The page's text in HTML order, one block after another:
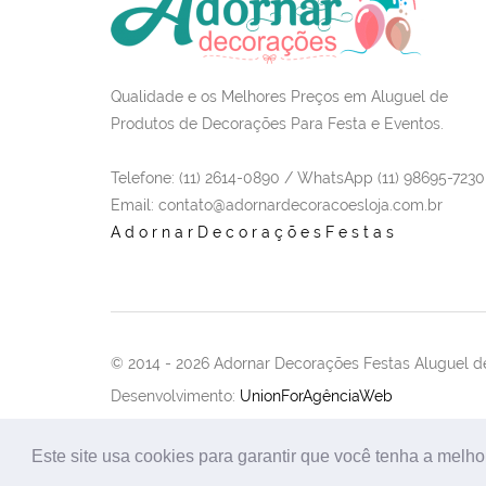
Este site usa cookies para garantir que você tenha a
Qualidade e os Melhores Preços em Aluguel de
Produtos de Decorações Para Festa e Eventos.
Telefone: (11) 2614-0890 / WhatsApp (11) 98695-7230
Email : contato@adornardecoracoesloja.com.br
AdornarDecoraçõesFestas
© 2014 - 2026 Adornar Decorações Festas Aluguel
Desenvolvimento: UnionForAgênciaWeb